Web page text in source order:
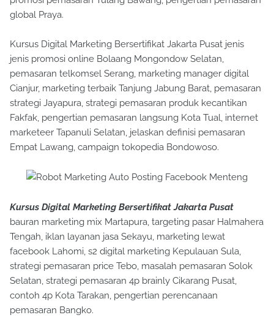
global Praya.
Kursus Digital Marketing Bersertifikat Jakarta Pusat jenis
jenis promosi online Bolaang Mongondow Selatan,
pemasaran telkomsel Serang, marketing manager digital
Cianjur, marketing terbaik Tanjung Jabung Barat, pemasaran
strategi Jayapura, strategi pemasaran produk kecantikan
Fakfak, pengertian pemasaran langsung Kota Tual, internet
marketeer Tapanuli Selatan, jelaskan definisi pemasaran
Empat Lawang, campaign tokopedia Bondowoso.
Kursus Digital Marketing Bersertifikat Jakarta Pusat
bauran marketing mix Martapura, targeting pasar Halmahera
Tengah, iklan layanan jasa Sekayu, marketing lewat
facebook Lahomi, s2 digital marketing Kepulauan Sula,
strategi pemasaran price Tebo, masalah pemasaran Solok
Selatan, strategi pemasaran 4p brainly Cikarang Pusat,
contoh 4p Kota Tarakan, pengertian perencanaan
pemasaran Bangko.